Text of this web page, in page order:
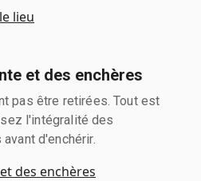
lieu
et des enchères
pas être retirées. Tout est
l'intégralité des
d'enchérir.
des enchères